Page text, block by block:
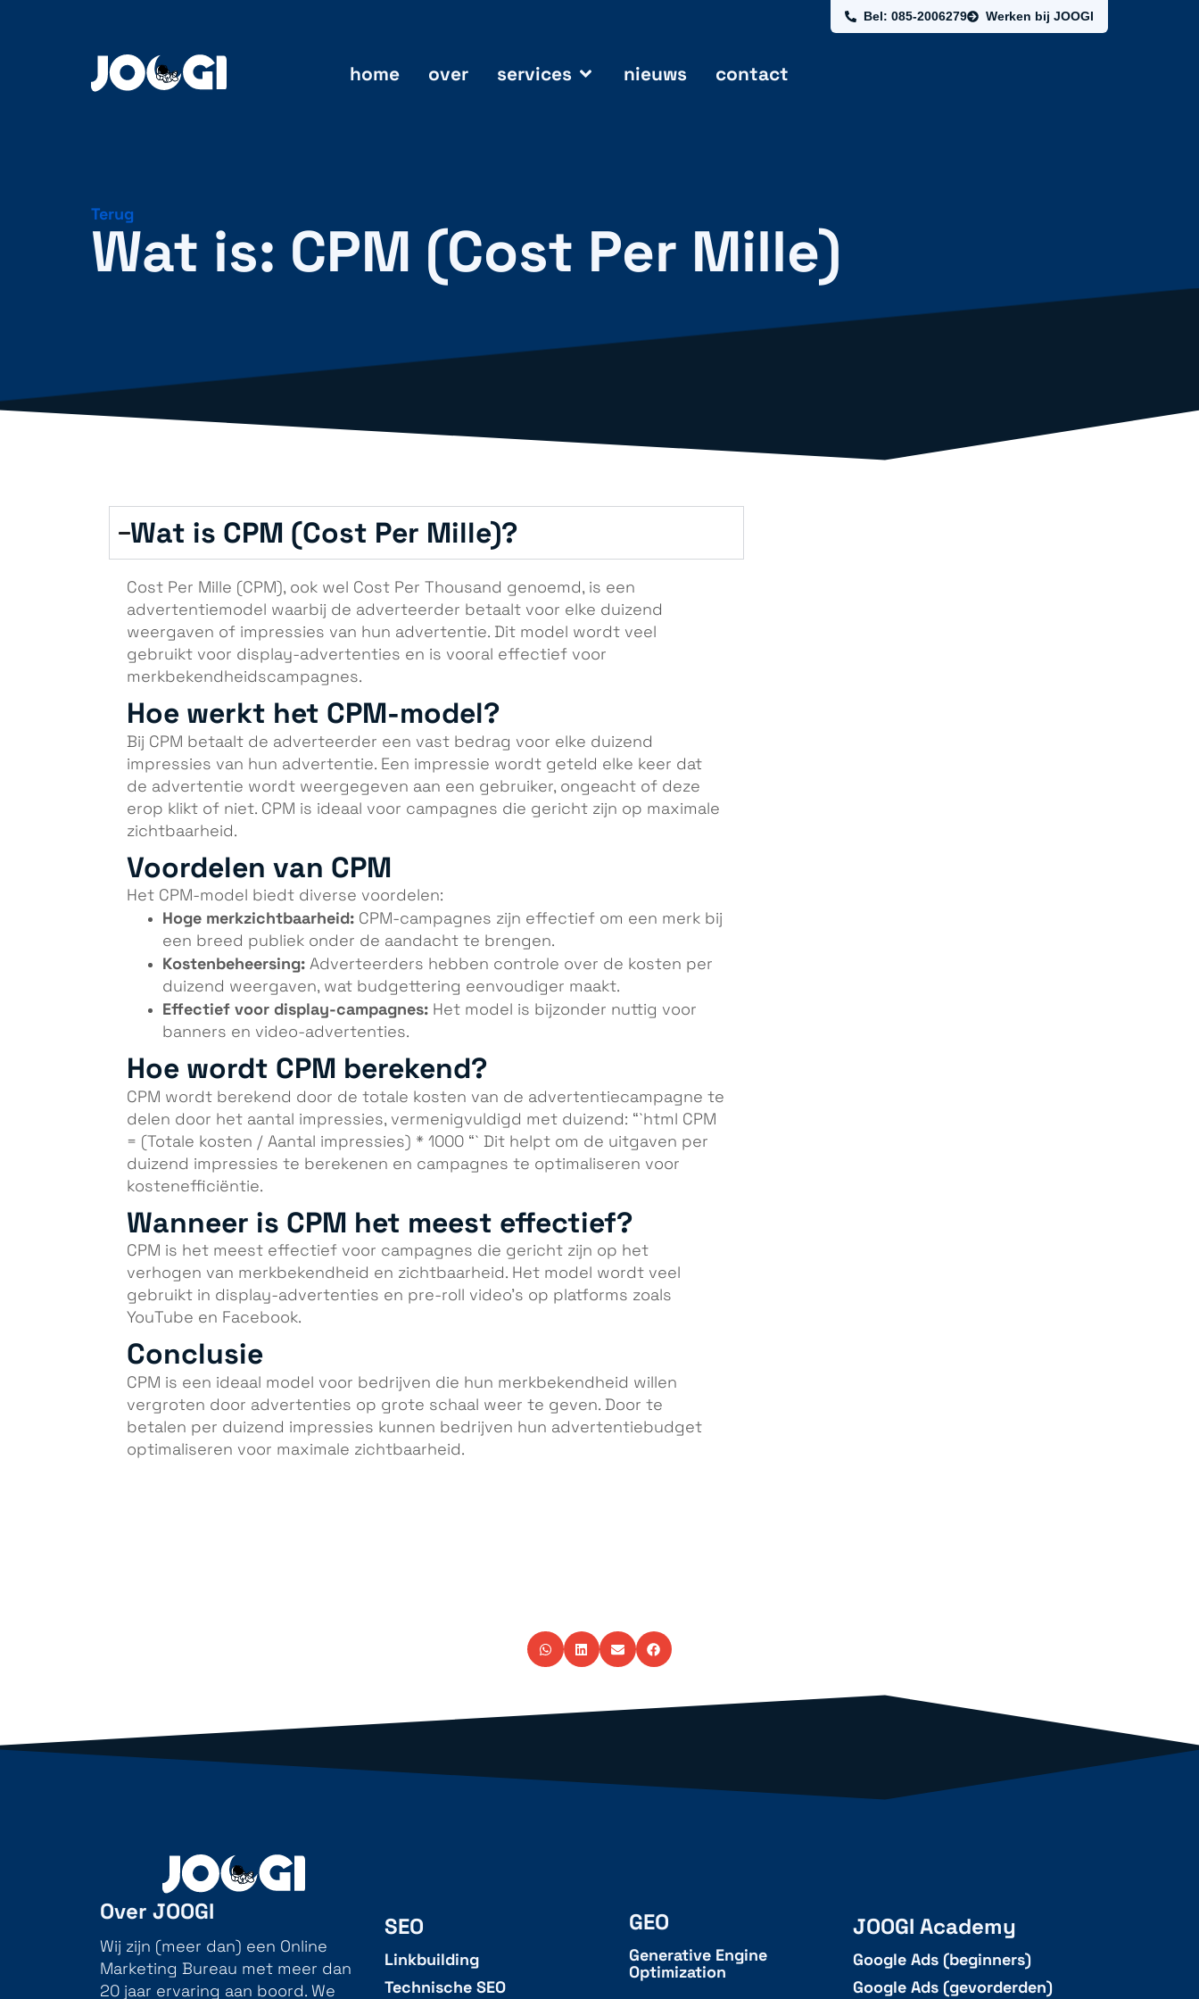
Bel: 085-2006279 Werken bij JOOGI
home over services nieuws contact
Terug
Wat is: CPM (Cost Per Mille)
Wat is CPM (Cost Per Mille)?
Cost Per Mille (CPM), ook wel Cost Per Thousand genoemd, is een
advertentiemodel waarbij de adverteerder betaalt voor elke duizend
weergaven of impressies van hun advertentie. Dit model wordt veel
gebruikt voor display-advertenties en is vooral effectief voor
merkbekendheidscampagnes.
Hoe werkt het CPM-model?
Bij CPM betaalt de adverteerder een vast bedrag voor elke duizend
impressies van hun advertentie. Een impressie wordt geteld elke keer dat
de advertentie wordt weergegeven aan een gebruiker, ongeacht of deze
erop klikt of niet. CPM is ideaal voor campagnes die gericht zijn op maximale
zichtbaarheid.
Voordelen van CPM
Het CPM-model biedt diverse voordelen:
Hoge merkzichtbaarheid: CPM-campagnes zijn effectief om een merk bij
een breed publiek onder de aandacht te brengen.
Kostenbeheersing: Adverteerders hebben controle over de kosten per
duizend weergaven, wat budgettering eenvoudiger maakt.
Effectief voor display-campagnes: Het model is bijzonder nuttig voor
banners en video-advertenties.
Hoe wordt CPM berekend?
CPM wordt berekend door de totale kosten van de advertentiecampagne te
delen door het aantal impressies, vermenigvuldigd met duizend: “`html CPM
= (Totale kosten / Aantal impressies) * 1000 “` Dit helpt om de uitgaven per
duizend impressies te berekenen en campagnes te optimaliseren voor
kostenefficiëntie.
Wanneer is CPM het meest effectief?
CPM is het meest effectief voor campagnes die gericht zijn op het
verhogen van merkbekendheid en zichtbaarheid. Het model wordt veel
gebruikt in display-advertenties en pre-roll video’s op platforms zoals
YouTube en Facebook.
Conclusie
CPM is een ideaal model voor bedrijven die hun merkbekendheid willen
vergroten door advertenties op grote schaal weer te geven. Door te
betalen per duizend impressies kunnen bedrijven hun advertentiebudget
optimaliseren voor maximale zichtbaarheid.
Over JOOGI
Wij zijn (meer dan) een Online
Marketing Bureau met meer dan
20 jaar ervaring aan boord. We
SEO
Linkbuilding
Technische SEO
GEO
Generative Engine
Optimization
JOOGI Academy
Google Ads (beginners)
Google Ads (gevorderden)